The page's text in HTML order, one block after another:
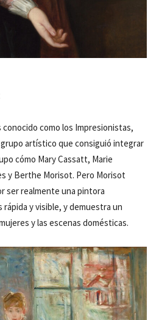
como los Impresionistas,
artístico que consiguió integrar
cómo Mary Cassatt, Marie
y Berthe Morisot. Pero Morisot
ser realmente una pintora
rápida y visible, y demuestra un
y las escenas domésticas.